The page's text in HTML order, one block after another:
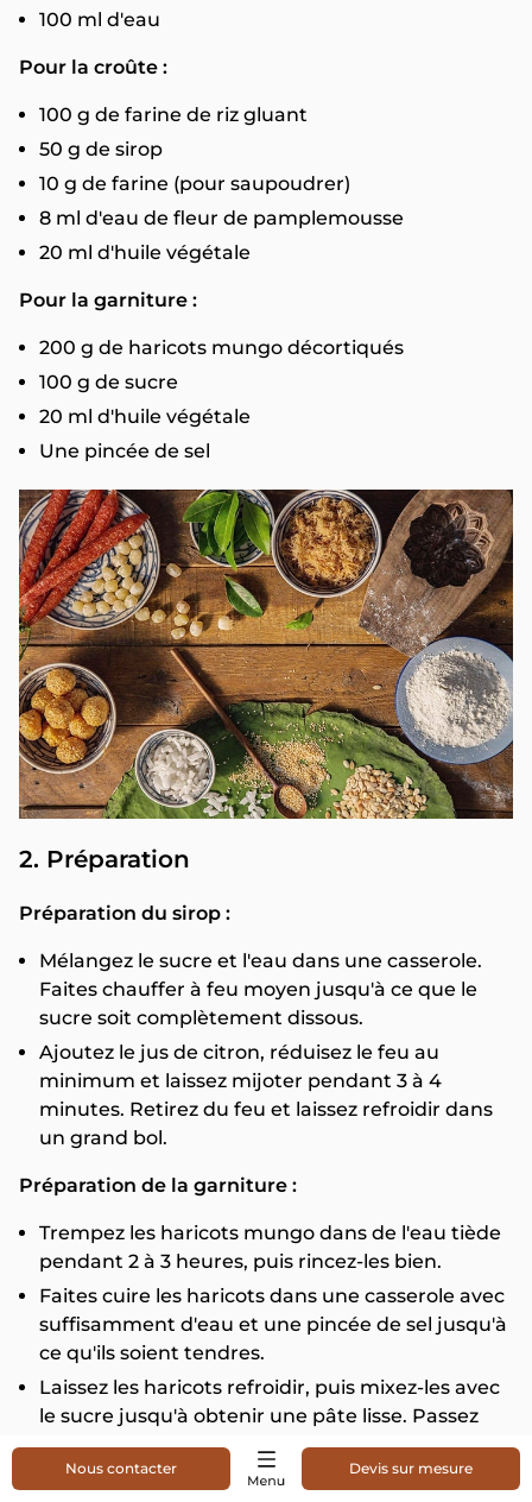
100 ml d'eau
Pour la croûte :
100 g de farine de riz gluant
50 g de sirop
10 g de farine (pour saupoudrer)
8 ml d'eau de fleur de pamplemousse
20 ml d'huile végétale
Pour la garniture :
200 g de haricots mungo décortiqués
100 g de sucre
20 ml d'huile végétale
Une pincée de sel
2. Préparation
Préparation du sirop :
Mélangez le sucre et l'eau dans une casserole.
Faites chauffer à feu moyen jusqu'à ce que le
sucre soit complètement dissous.
Ajoutez le jus de citron, réduisez le feu au
minimum et laissez mijoter pendant 3 à 4
minutes. Retirez du feu et laissez refroidir dans
un grand bol.
Préparation de la garniture :
Trempez les haricots mungo dans de l'eau tiède
pendant 2 à 3 heures, puis rincez-les bien.
Faites cuire les haricots dans une casserole avec
suffisamment d'eau et une pincée de sel jusqu'à
ce qu'ils soient tendres.
Laissez les haricots refroidir, puis mixez-les avec
le sucre jusqu'à obtenir une pâte lisse. Passez
cette pâte au tamis pour une texture encore
plus fine.
Nous contacter Devis sur mesure